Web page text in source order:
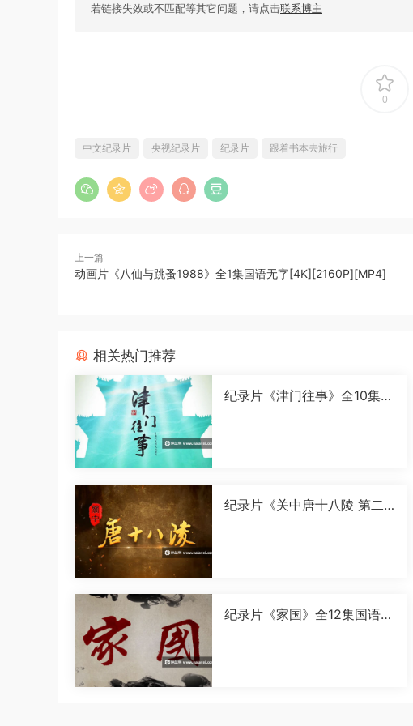
若链接失效或不匹配等其它问题，请点击联系博主
0
中文纪录片 央视纪录片 纪录片 跟着书本去旅行
上一篇
动画片《八仙与跳蚤1988》全1集国语无字[4K][2160P][MP4]
相关热门推荐
纪录片《津门往事》全10集国
纪录片《关中唐十八陵 第二
纪录片《家国》全12集国语中